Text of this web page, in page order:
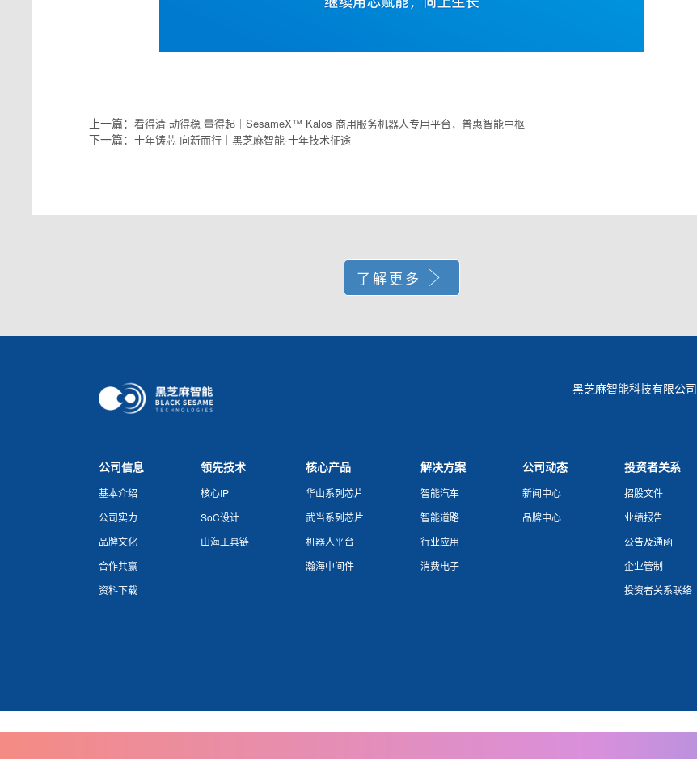
上一篇：看得清 动得稳 量得起｜SesameX™ Kalos 商用服务机器人专用平台，普惠智能中枢
下一篇：十年铸芯 向新而行｜黑芝麻智能·十年技术征途
了解更多
黑芝麻智能科技有限公司
公司信息
基本介绍
公司实力
品牌文化
合作共赢
资料下载
领先技术
核心IP
SoC设计
山海工具链
核心产品
华山系列芯片
武当系列芯片
机器人平台
瀚海中间件
解决方案
智能汽车
智能道路
行业应用
消费电子
公司动态
新闻中心
品牌中心
投资者关系
招股文件
业绩报告
公告及通函
企业管制
投资者关系联络